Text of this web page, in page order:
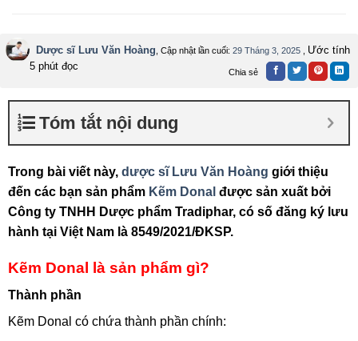
Dược sĩ Lưu Văn Hoàng , Cập nhật lần cuối: 29 Tháng 3, 2025
Ước tính
5 phút đọc
Chia sẻ
Tóm tắt nội dung
Trong bài viết này, dược sĩ Lưu Văn Hoàng giới thiệu
đến các bạn sản phẩm Kẽm Donal được sản xuất bởi
Công ty TNHH Dược phẩm Tradiphar, có số đăng ký lưu
hành tại Việt Nam là 8549/2021/ĐKSP.
Kẽm Donal là sản phẩm gì?
Thành phần
Kẽm Donal có chứa thành phần chính: